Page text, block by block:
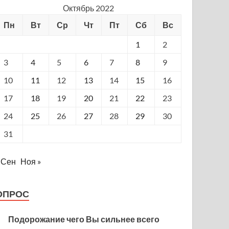
Октябрь 2022
Пн
Вт Ср Чт Пт Сб
Вс
1
2
3
4 5 6 7 8
9
10
11 12 13 14 15
16
17
18 19 20 21 22
23
24
25 26 27 28 29
30
31
Сен Ноя »
Подорожание чего Вы сильнее всего